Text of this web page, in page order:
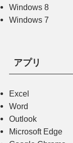
Windows 8
Windows 7
アプリ
Excel
Word
Outlook
Microsoft Edge